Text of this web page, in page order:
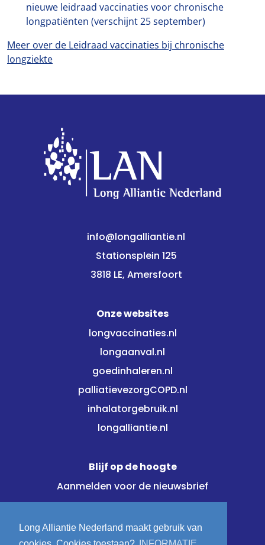
Long Alliantie Nederland maakt gebruik van
nieuwe leidraad vaccinaties voor chronische
longpatiënten (verschijnt 25 september)
Meer over de Leidraad vaccinaties bij chronische
longziekte
info@longalliantie.nl
Stationsplein 125
3818 LE, Amersfoort
Onze websites
longvaccinaties.nl
longaanval.nl
goedinhaleren.nl
palliatievezorgCOPD.nl
inhalatorgebruik.nl
longalliantie.nl
Blijf op de hoogte
Aanmelden voor de nieuwsbrief